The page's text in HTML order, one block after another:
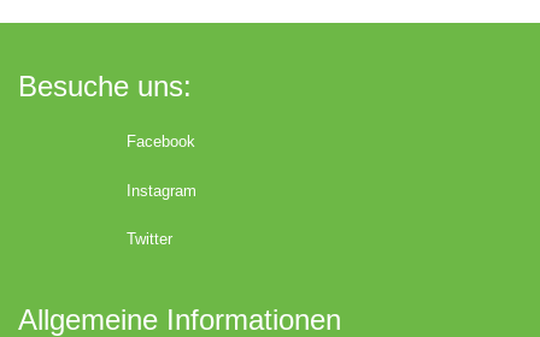
Besuche uns:
Facebook
Instagram
Twitter
Allgemeine Informationen